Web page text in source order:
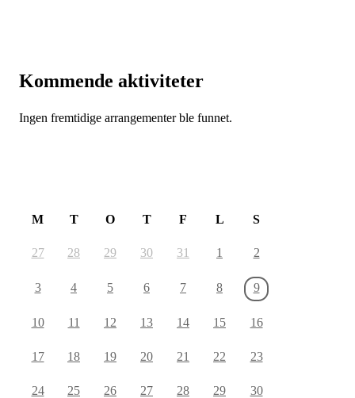
Kommende aktiviteter
Ingen fremtidige arrangementer ble funnet.
M T O T F L S
27 28 29 30 31 1 2
3 4 5 6 7 8 9
10 11 12 13 14 15 16
17 18 19 20 21 22 23
24 25 26 27 28 29 30